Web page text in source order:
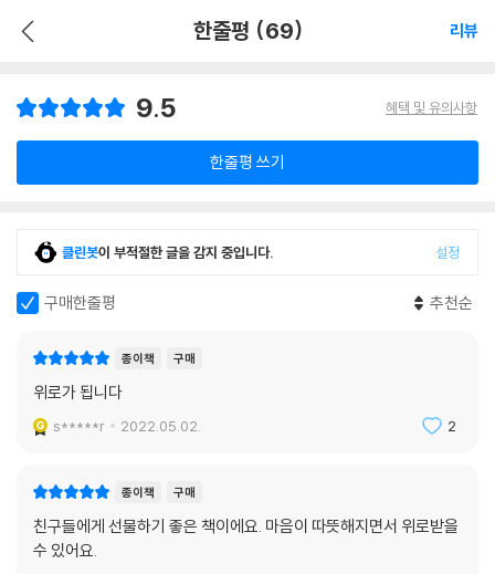
한줄평 (69) 리뷰
9.5 혜택 및 유의사항
한줄평 쓰기
클린봇이 부적절한 글을 감지 중입니다. 설정
구매한줄평 추천순
종이책 구매
위로가 됩니다
s*****r 2022.05.02. 2
종이책 구매
친구들에게 선물하기 좋은 책이에요. 마음이 따뜻해지면서 위로받을
수 있어요.